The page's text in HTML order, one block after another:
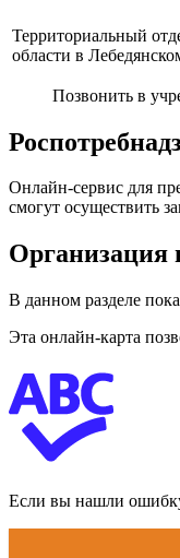
Территориальный
области в
Позвонить в
Онлайн-сервис для
смогут осуществить
Организация
В данном разделе
Эта онлайн-карта
Если вы нашли